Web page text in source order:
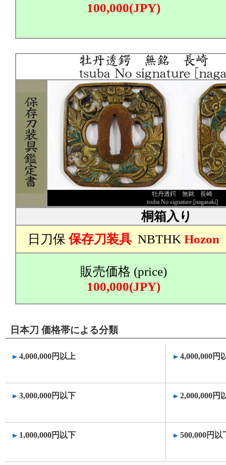
100,000(JPY)
牡丹透鍔 無銘 長崎
tsuba No signature [nagasaki]
桐箱入り
日刀保 保存刀装具 NBTHK Hozon
販売価格 (price)
100,000(JPY)
日本刀 価格帯による分類
4,000,000円以上 4,000,000円
3,000,000円以下 2,000,000円
1,000,000円以下 500,000円以